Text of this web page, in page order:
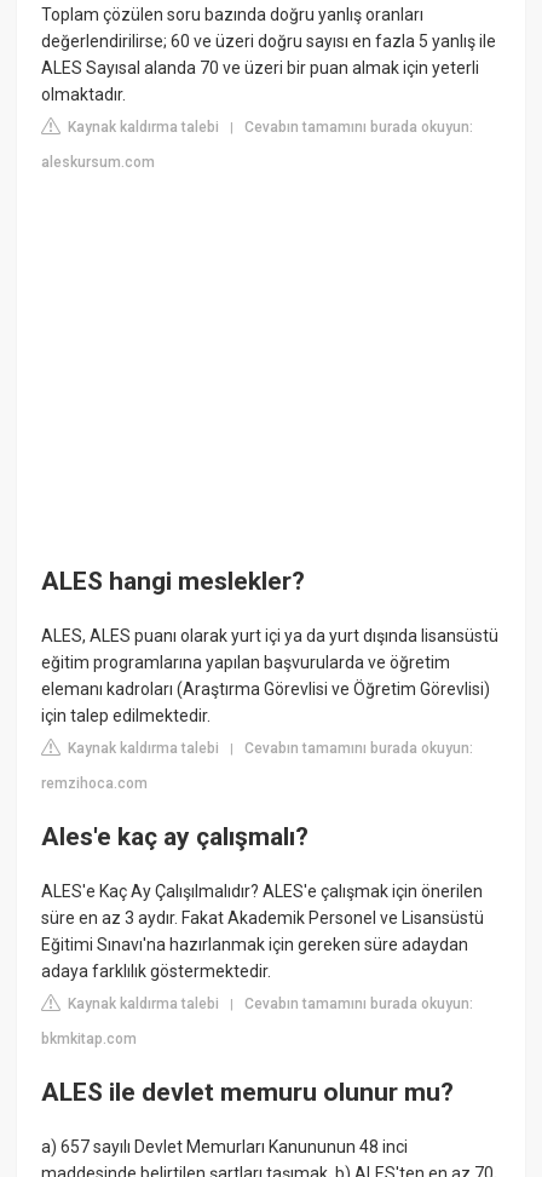
Toplam çözülen soru bazında doğru yanlış oranları
değerlendirilirse; 60 ve üzeri doğru sayısı en fazla 5 yanlış ile
ALES Sayısal alanda 70 ve üzeri bir puan almak için yeterli
olmaktadır.
Kaynak kaldırma talebi |Cevabın tamamını burada okuyun:
aleskursum.com
ALES hangi meslekler?
ALES, ALES puanı olarak yurt içi ya da yurt dışında lisansüstü
eğitim programlarına yapılan başvurularda ve öğretim
elemanı kadroları (Araştırma Görevlisi ve Öğretim Görevlisi)
için talep edilmektedir.
Kaynak kaldırma talebi |Cevabın tamamını burada okuyun:
remzihoca.com
Ales'e kaç ay çalışmalı?
ALES'e Kaç Ay Çalışılmalıdır? ALES'e çalışmak için önerilen
süre en az 3 aydır. Fakat Akademik Personel ve Lisansüstü
Eğitimi Sınavı'na hazırlanmak için gereken süre adaydan
adaya farklılık göstermektedir.
Kaynak kaldırma talebi |Cevabın tamamını burada okuyun:
bkmkitap.com
ALES ile devlet memuru olunur mu?
a) 657 sayılı Devlet Memurları Kanununun 48 inci